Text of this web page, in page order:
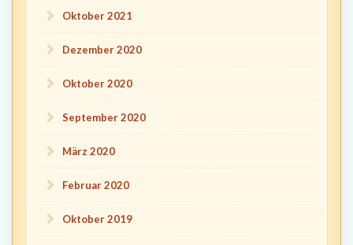
Oktober 2021
Dezember 2020
Oktober 2020
September 2020
März 2020
Februar 2020
Oktober 2019